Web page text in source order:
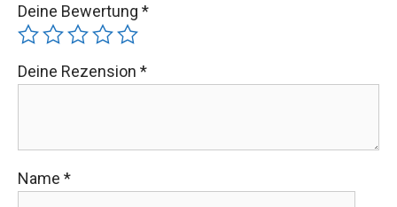
Deine Bewertung *
Deine Rezension *
Name *